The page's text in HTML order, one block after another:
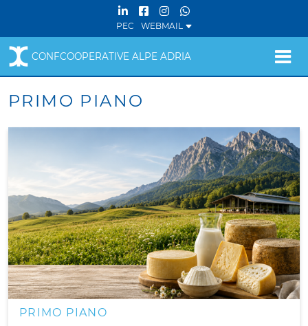
PEC WEBMAIL
CONFCOOPERATIVE ALPE ADRIA
PRIMO PIANO
PRIMO PIANO